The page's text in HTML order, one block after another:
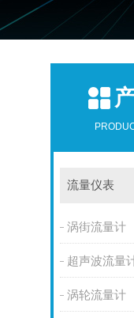
流量仪表
涡街流量计
超声波流量
涡轮流量计